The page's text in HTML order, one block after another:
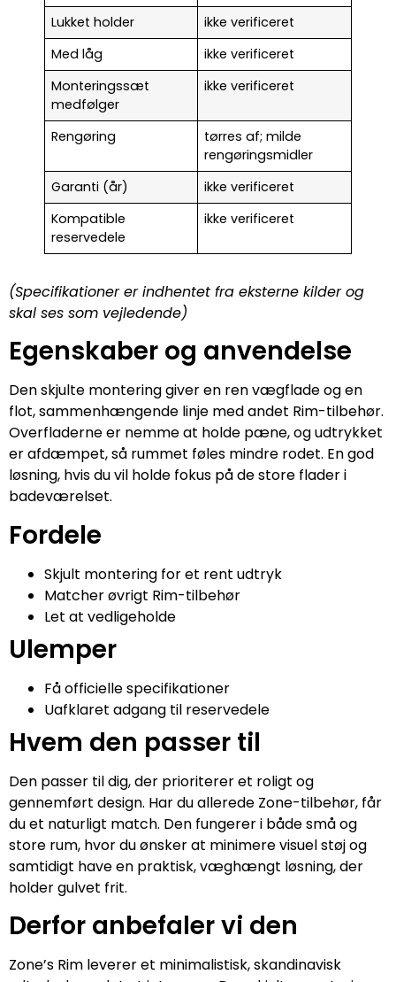
Lukket holder
ikke verificeret
Med låg
ikke verificeret
Monteringssæt
medfølger
ikke verificeret
Rengøring
tørres af; milde
rengøringsmidler
Garanti (år)
ikke verificeret
Kompatible
reservedele
ikke verificeret
(Specifikationer er indhentet fra eksterne kilder og
skal ses som vejledende)
Egenskaber og anvendelse
Den skjulte montering giver en ren vægflade og en
flot, sammenhængende linje med andet Rim-tilbehør.
Overfladerne er nemme at holde pæne, og udtrykket
er afdæmpet, så rummet føles mindre rodet. En god
løsning, hvis du vil holde fokus på de store flader i
badeværelset.
Fordele
Skjult montering for et rent udtryk
Matcher øvrigt Rim-tilbehør
Let at vedligeholde
Ulemper
Få officielle specifikationer
Uafklaret adgang til reservedele
Hvem den passer til
Den passer til dig, der prioriterer et roligt og
gennemført design. Har du allerede Zone-tilbehør, får
du et naturligt match. Den fungerer i både små og
store rum, hvor du ønsker at minimere visuel støj og
samtidigt have en praktisk, væghængt løsning, der
holder gulvet frit.
Derfor anbefaler vi den
Zone’s Rim leverer et minimalistisk, skandinavisk